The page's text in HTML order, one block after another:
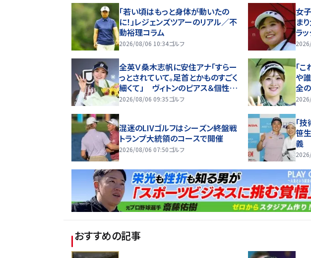
「若い頃はもっと身体が動いたの
に！」レジェンズツアーのリアル／不
動裕理コラム
2026/08/06 10:34ゴルフ
女
ま
ラ
全英Ｖ桑木志帆に安住アナ「すらー
っとされていて。足首とかものすごく
細くて」 ヴィトンのピアス＆個性的
ネイルで登場→「結構、珍しいと思
2026/08/06 09:35ゴルフ
「
や
全
混迷のLIVゴルフはシーズン終盤戦
トランプ大統領のコースで開催
2026/08/06 07:50ゴルフ
「
笹
義
おすすめの記事